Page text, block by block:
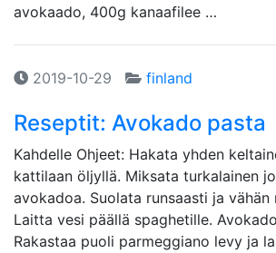
avokaado, 400g kanaafilee …
2019-10-29 finland
Reseptit: Avokado pasta
Kahdelle Ohjeet: Hakata yhden
kattilaan öljyllä. Miksata turkalainen
avokadoa. Suolata runsaasti ja vähän
Laitta vesi päällä spaghetille.
Rakastaa puoli parmeggiano levy ja